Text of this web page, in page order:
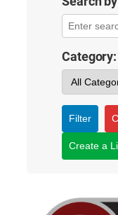
Category:
Filter
Create a